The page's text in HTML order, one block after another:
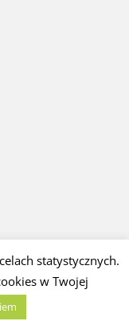
statystycznych.
w Twojej